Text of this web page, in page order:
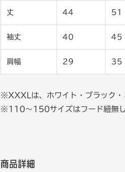
丈 44 51
袖丈 40 45
肩幅 29 35
※XXXLは、ホワイト・ブラック・
※110〜150サイズはフード紐無し
商品詳細